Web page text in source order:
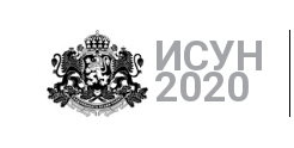
ИСУН
2020